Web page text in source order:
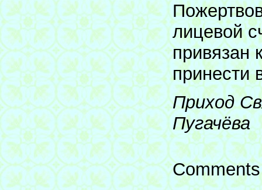
лицевой
привязан
принести
Приход